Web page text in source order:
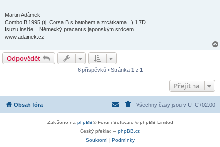
e
k
Martin Adámek
Combo B 1995 (tj. Corsa B s batohem a zrcátkama...) 1,7D
Isuzu inside... Německý pracant s japonským srdcem
www.adamek.cz
Odpovědět
6 příspěvků • Stránka 1 z 1
Přejít na
Obsah fóra Všechny časy jsou v UTC+02:00
Založeno na phpBB® Forum Software © phpBB Limited
Český překlad – phpBB.cz
Soukromí| Podmínky